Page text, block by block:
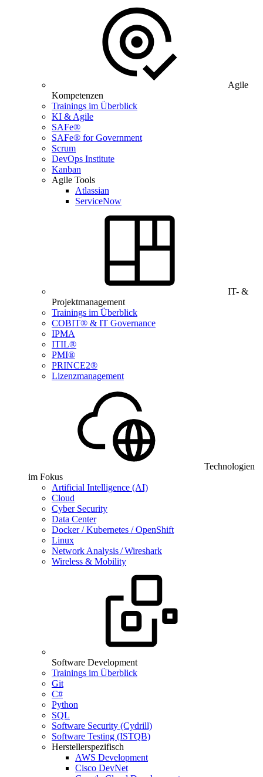
Agile
Kompetenzen
Trainings im Überblick
KI & Agile
SAFe®
SAFe® for Government
Scrum
DevOps Institute
Kanban
Agile Tools
Atlassian
ServiceNow
IT- &
Projektmanagement
Trainings im Überblick
COBIT® & IT Governance
IPMA
ITIL®
PMI®
PRINCE2®
Lizenzmanagement
Technologien
im Fokus
Artificial Intelligence (AI)
Cloud
Cyber Security
Data Center
Docker / Kubernetes / OpenShift
Linux
Network Analysis / Wireshark
Wireless & Mobility
Software Development
Trainings im Überblick
Git
C#
Python
SQL
Software Security (Cydrill)
Software Testing (ISTQB)
Herstellerspezifisch
AWS Development
Cisco DevNet